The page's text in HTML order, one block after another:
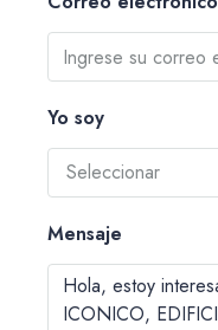
Yo soy
Seleccionar
Mensaje